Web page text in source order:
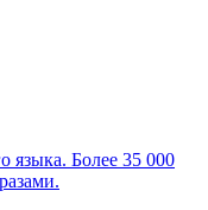
языка. Более 35 000